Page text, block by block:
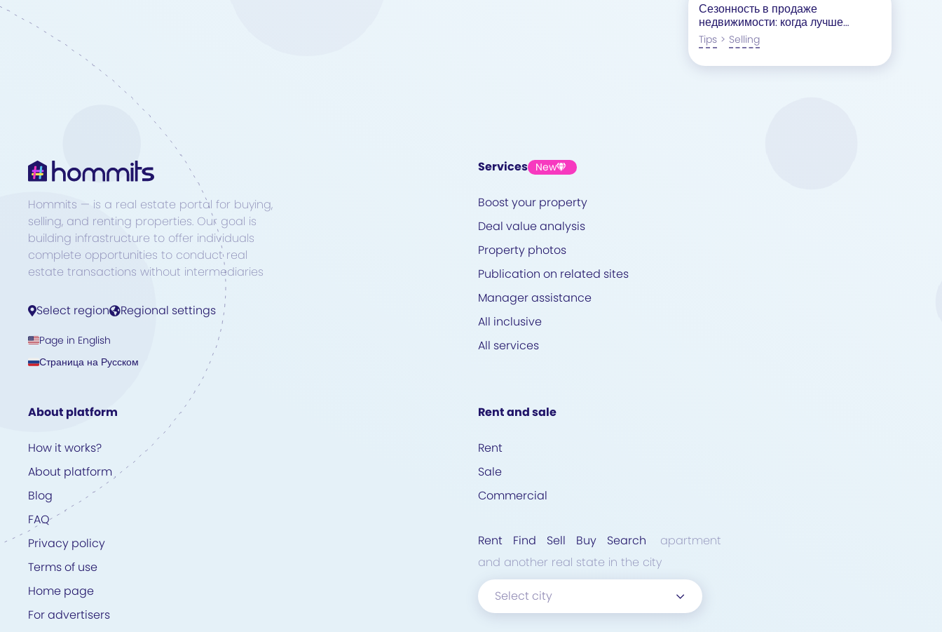
Сезонность в продаже
недвижимости: когда лучше
продавать квартиру или дом?
Tips > Selling
Hommits — is a real estate portal for buying,
selling, and renting properties. Our goal is
building infrastructure to offer individuals
complete opportunities to conduct real
estate transactions without intermediaries
Select region Regional settings
Page in English
Страница на Русском
Services New
Boost your property
Deal value analysis
Property photos
Publication on related sites
Manager assistance
All inclusive
All services
About platform
How it works?
About platform
Blog
FAQ
Privacy policy
Terms of use
Home page
For advertisers
Rent and sale
Rent
Sale
Commercial
Rent Find Sell Buy Search
apartment
and another real state in the city
Select city